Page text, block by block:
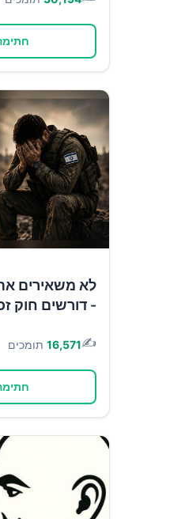
לא משאירים
- דורשים חוק
✍️
16,571 תומכים